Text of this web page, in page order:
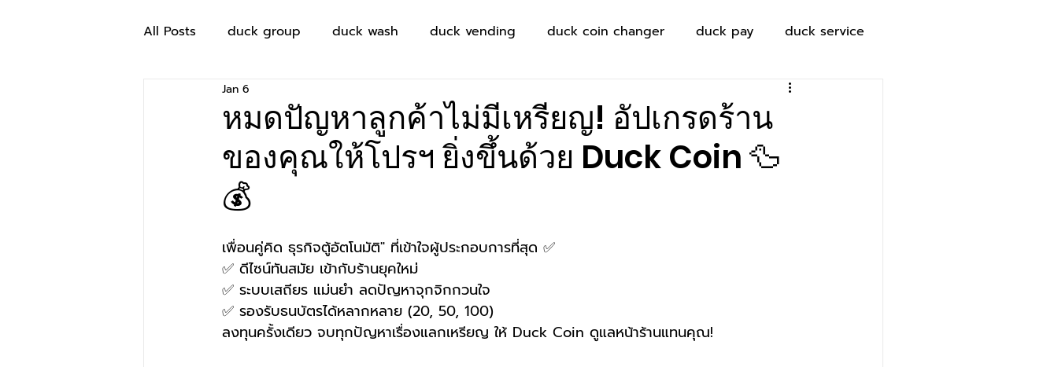
All Posts duck group duck wash duck vending duck coin changer duck pay duck service
หมดปัญหาลูกค้าไม่มีเหรียญ! อัปเกรดร้าน
ของคุณให้โปรฯ ยิ่งขึ้นด้วย Duck Coin 🦆
💰
Jan 6
เพื่อนคู่คิด ธุรกิจตู้อัตโนมัติ" ที่เข้าใจผู้ประกอบการที่สุด ✅
✅ ดีไซน์ทันสมัย เข้ากับร้านยุคใหม่
✅ ระบบเสถียร แม่นยำ ลดปัญหาจุกจิกกวนใจ
✅ รองรับธนบัตรได้หลากหลาย (20, 50, 100)
ลงทุนครั้งเดียว จบทุกปัญหาเรื่องแลกเหรียญ ให้ Duck Coin ดูแลหน้าร้านแทนคุณ!